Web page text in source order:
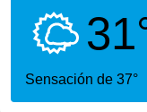
que se
calidad.
a este
las
Sensación de 37°